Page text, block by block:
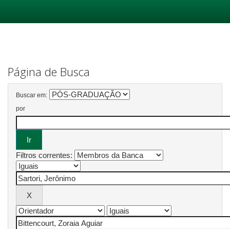
Página de Busca
Buscar em:
por
Filtros correntes: